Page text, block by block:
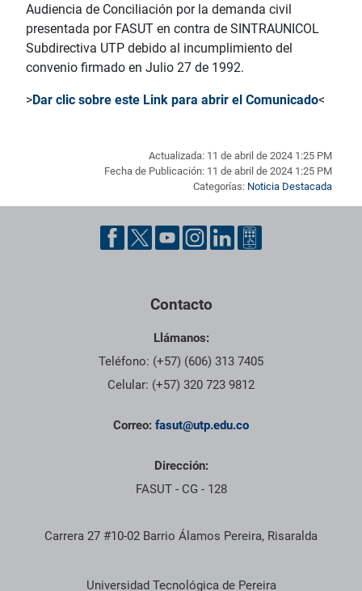
Audiencia de Conciliación por la demanda civil
presentada por FASUT en contra de SINTRAUNICOL
Subdirectiva UTP debido al incumplimiento del
convenio firmado en Julio 27 de 1992.
>Dar clic sobre este Link para abrir el Comunicado<
Actualizada: 11 de abril de 2024 1:25 PM
Fecha de Publicación: 11 de abril de 2024 1:25 PM
Categorías: Noticia Destacada
Pie de página con información de contacto, redes sociales y
Contacto
Llámanos:
Teléfono: (+57) (606) 313 7405
Celular: (+57) 320 723 9812
Correo: fasut@utp.edu.co
Dirección:
FASUT - CG - 128
Carrera 27 #10-02 Barrio Álamos Pereira, Risaralda
Universidad Tecnológica de Pereira